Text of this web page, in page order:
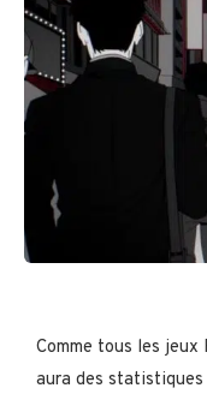
Comme tous les
aura des statistiques